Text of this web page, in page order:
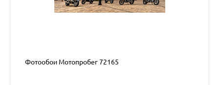
Фотообои Мотопробег 72165